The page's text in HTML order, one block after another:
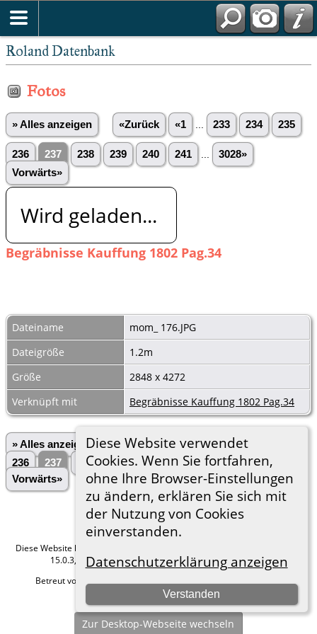
Roland Datenbank
Diese Website verwendet
Cookies. Wenn Sie fortfahren,
ohne Ihre Browser-Einstellungen
zu ändern, erklären Sie sich mit
der Nutzung von Cookies
einverstanden.
Datenschutzerklärung anzeigen
Verstanden
Fotos
» Alles anzeigen «Zurück «1 233 234 235
236 237 238 239 240 241
3028»
Vorwärts»
Wird geladen...
Begräbnisse Kauffung 1802 Pag.34
Dateiname
mom_ 176.JPG
Dateigröße
1.2m
Größe
2848 x 4272
Verknüpft mit
Begräbnisse Kauffung 1802 Pag.34
» Alles anzeigen «Zurück «1 ... 233 234
236
237 238 239 240 241 ... 3028»
Vorwärts»
Diese Website läuft mit
15.0.3, programmiert von Darrin Lythgoe © 2001-2026.
Betreut von
Hier geht es zum Impressum
Zur Desktop-Webseite wechseln